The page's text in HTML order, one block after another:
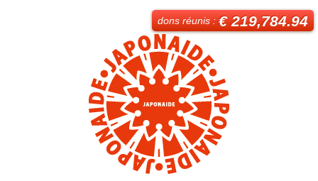
dons réunis :€ 219,784.94